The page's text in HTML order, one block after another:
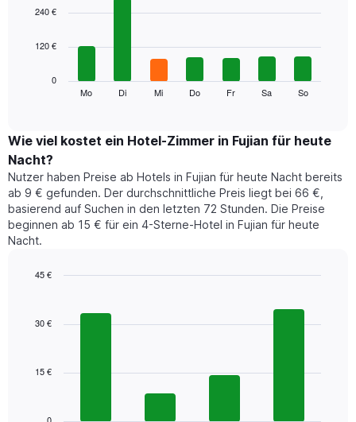
die
Monate
hat
1
Y-
Achse,
die
den
durchschnittlichen
Zimmerpreis
chart
bars.
den
durchschnittlichen
Preis
eines
Zimmers
für
den
jeweiligen
Das
die
Mo Di Mi Do Fr Sa So
0
120 €
240 €
Wie viel kostet ein Hotel-Zimmer in Fujian für heute
Nacht?
Nutzer haben Preise ab Hotels in Fujian für heute Nacht bereits
ab 9 € gefunden. Der durchschnittliche Preis liegt bei 66 €,
basierend auf Suchen in den letzten 72 Stunden. Die Preise
beginnen ab 15 € für ein 4-Sterne-Hotel in Fujian für heute
Nacht.
with
Das
15 €
30 €
45 €